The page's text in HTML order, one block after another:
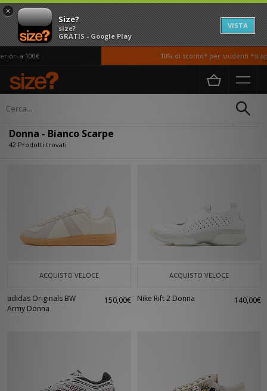
×
Size?
size?
GRATIS - Google Play
VISTA
10% di sconto* per studenti *si
Home Donna
Donna - Bianco Scarpe
42 Prodotti trovati
ACQUISTO VELOCE
adidas Originals BW
Army Donna
150,00€
ACQUISTO VELOCE
Nike Rift 2 Donna 140,00€